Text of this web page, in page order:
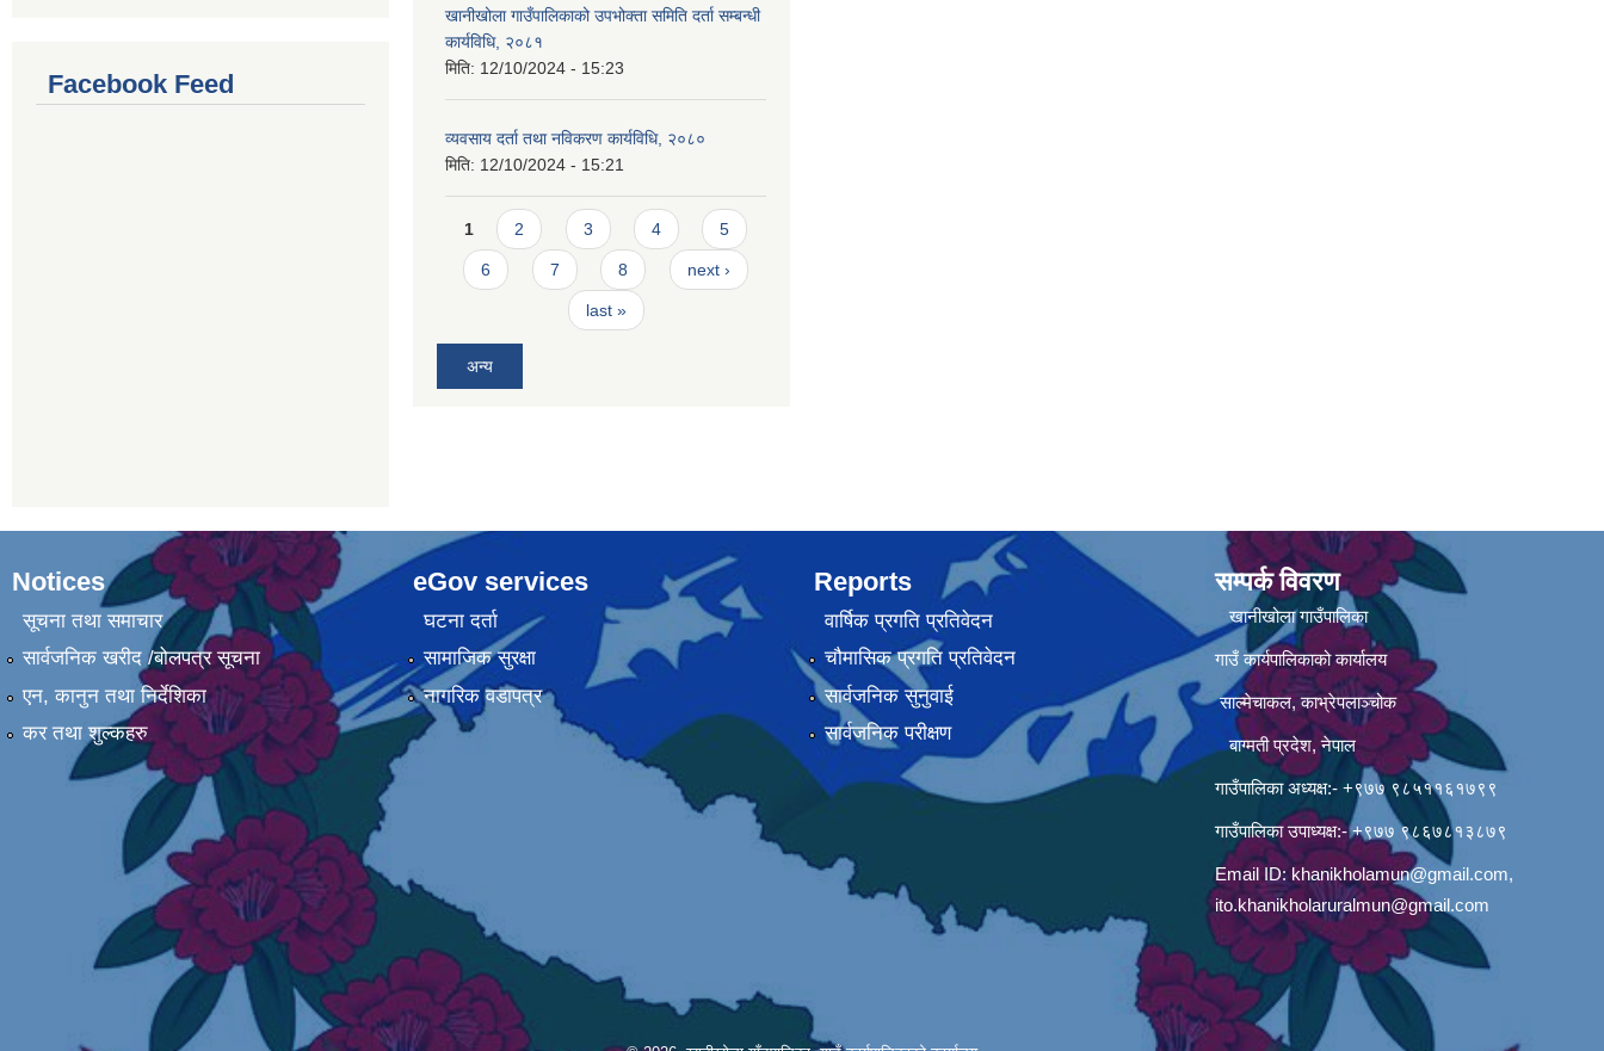
Facebook Feed
खानीखोला गाउँपालिकाको उपभोक्ता समिति दर्ता सम्बन्धी
कार्यविधि, २०८१
मिति: 12/10/2024 - 15:23
व्यवसाय दर्ता तथा नविकरण कार्यविधि, २०८०
मिति: 12/10/2024 - 15:21
Pages
1 2 3 4 5
6 7 8 next ›
last »
अन्य
Notices
सूचना तथा समाचार
सार्वजनिक खरीद /बोलपत्र सूचना
एन, कानुन तथा निर्देशिका
कर तथा शुल्कहरु
eGov services
घटना दर्ता
सामाजिक सुरक्षा
नागरिक वडापत्र
Reports
वार्षिक प्रगति प्रतिवेदन
चौमासिक प्रगति प्रतिवेदन
सार्वजनिक सुनुवाई
सार्वजनिक परीक्षण
सम्पर्क विवरण
खानीखोला गाउँपालिका
गाउँ कार्यपालिकाको कार्यालय
साल्मेचाकल, काभ्रेपलाञ्चोक
बाग्मती प्रदेश, नेपाल
गाउँपालिका अध्यक्ष:- +९७७ ९८५११६१७९९
गाउँपालिका उपाध्यक्ष:- +९७७ ९८६७८१३८७९
Email ID: khanikholamun@gmail.com,
ito.khanikholaruralmun@gmail.com